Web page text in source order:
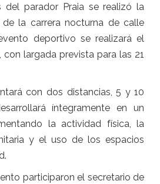
del parador Praia se realizó la
de la carrera nocturna de calle
deportivo se realizará el
con largada prevista para las 21
con dos distancias, 5 y 10
íntegramente en un
la actividad física, la
y el uso de los espacios
participaron el secretario de